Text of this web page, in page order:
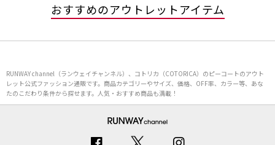
おすすめのアウトレットアイテム
RUNWAY channel（ランウェイチャンネル）、コトリカ（COTORICA）のピーコートのアウト
レット公式ファッション通販です。商品カテゴリーやサイズ、価格、OFF率、カラー等、あな
たのこだわり条件から探せます。人気・おすすめ商品も満載！